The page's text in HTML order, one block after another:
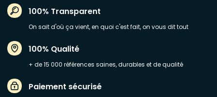
100% Transparent
On sait d'où ça vient, en quoi c'est fait, on vous dit tout
100% Qualité
+ de 15 000 références saines, durables et de qualité
Paiement sécurisé